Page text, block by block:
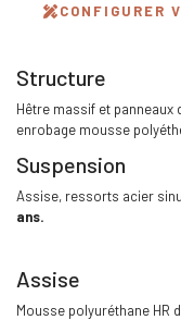
CONFIGURER
Structure
Hêtre massif et panneaux
enrobage mousse
Suspension
Assise, ressorts acier
ans.
Assise
Mousse polyuréthane HR